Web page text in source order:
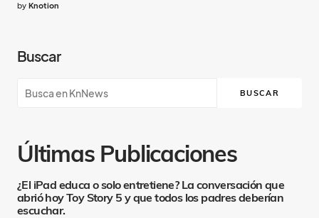
by Knotion
Buscar
BUSCAR
Últimas Publicaciones
¿El iPad educa o solo entretiene? La conversación que
abrió hoy Toy Story 5 y que todos los padres deberían
escuchar.